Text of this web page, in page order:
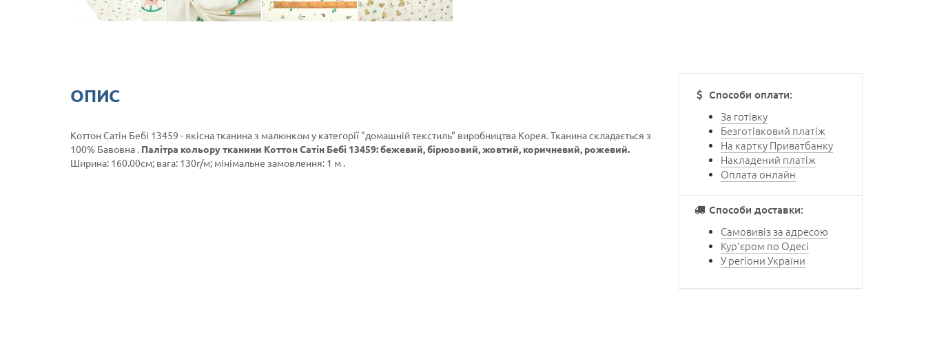
ОПИС
Коттон Сатін Бебі 13459 - якісна тканина з малюнком у категорії "домашній текстиль" виробництва Корея. Тканина складається з
100% Бавовна . Палітра кольору тканини Коттон Сатін Бебі 13459: бежевий, бірюзовий, жовтий, коричневий, рожевий.
Ширина: 160.00см; вага: 130г/м; мінімальне замовлення: 1 м .
Способи оплати:
За готівку
Безготівковий платіж
На картку Приватбанку
Накладений платіж
Оплата онлайн
Способи доставки:
Самовивіз за адресою
Кур'єром по Одесі
У регіони України